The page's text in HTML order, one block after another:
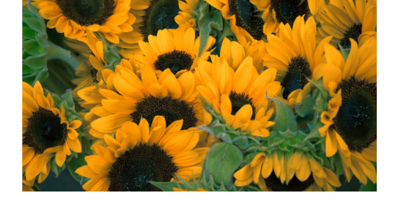
桂
花
烏
龍
茶
包
的
祕